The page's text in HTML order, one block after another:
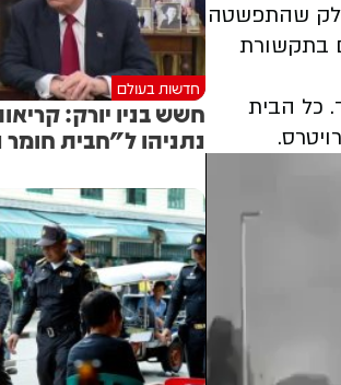
שהתפשטה
בתקשורת
כל הבית
חדשות בעולם
חשש בניו יורק:
נתניהו ל"חבית